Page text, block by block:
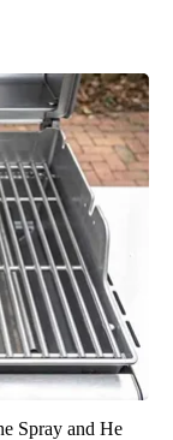
Spray and He